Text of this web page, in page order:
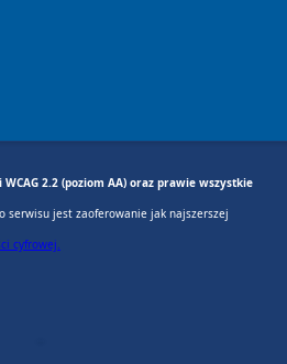
2.2 (poziom AA) oraz prawie wszystkie
serwisu jest zaoferowanie jak najszerszej
cyfrowej.